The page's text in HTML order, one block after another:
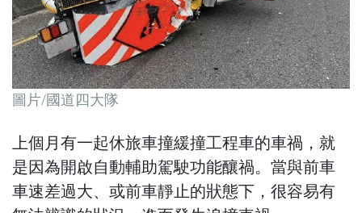
圖片/國道四大隊
上個月有一起休旅車撞緩撞工程車的車禍，就
是因為開啟自動輔助駕駛功能釀禍。當與前車
車速差過大、或前車靜止的狀態下，很容易有